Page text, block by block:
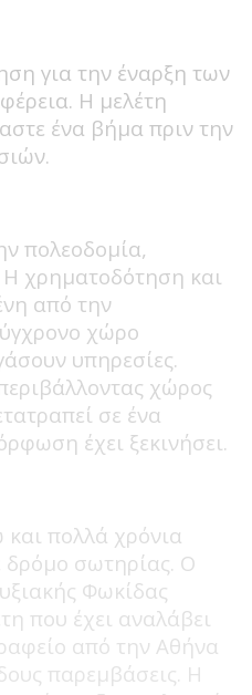
για την έναρξη των
Η μελέτη
ένα βήμα πριν την
πολεοδομία,
Η χρηματοδότηση και
από την
χώρο
υπηρεσίες.
χώρος
σε ένα
έχει ξεκινήσει.
και πολλά χρόνια
δρόμο σωτηρίας. Ο
Φωκίδας
που έχει αναλάβει
από την Αθήνα
παρεμβάσεις. Η